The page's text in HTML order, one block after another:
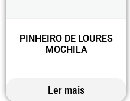
PINHEIRO DE LOURES
MOCHILA
Ler mais